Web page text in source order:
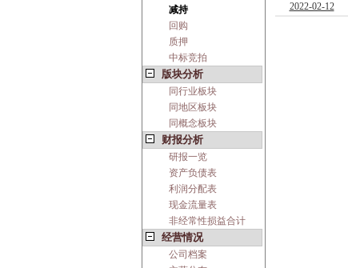
减持
回购
质押
中标竞拍
版块分析
同行业板块
同地区板块
同概念板块
财报分析
研报一览
资产负债表
利润分配表
现金流量表
非经常性损益合计
经营情况
公司档案
2022-02-12